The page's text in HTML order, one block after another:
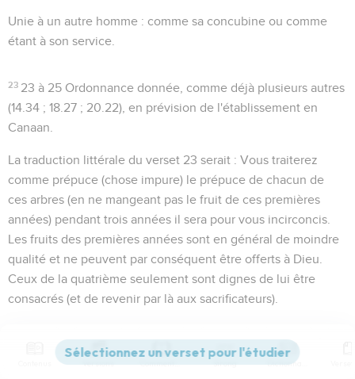
Unie à un autre homme : comme sa concubine ou comme
étant à son service.
23 23 à 25 Ordonnance donnée, comme déjà plusieurs autres
(14.34 ; 18.27 ; 20.22), en prévision de l'établissement en
Canaan.
La traduction littérale du verset 23 serait : Vous traiterez
comme prépuce (chose impure) le prépuce de chacun de
ces arbres (en ne mangeant pas le fruit de ces premières
années) pendant trois années il sera pour vous incirconcis
Les fruits des premières années sont en général de moindre
qualité et ne peuvent par conséquent être offerts à Dieu.
Ceux de la quatrième seulement sont dignes de lui être
consacrés (et de revenir par là aux sacrificateurs).
littéralement :il vous sera sainteté de louanges à l'Eternel
Versions Commentaires Strong